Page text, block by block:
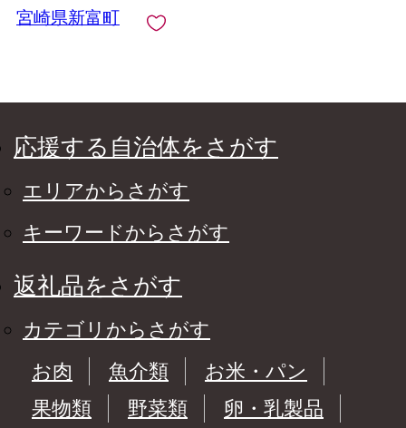
宮崎県新富町
応援する自治体をさがす
エリアからさがす
キーワードからさがす
返礼品をさがす
カテゴリからさがす
お肉
魚介類
お米・パン
果物類
野菜類
卵・乳製品